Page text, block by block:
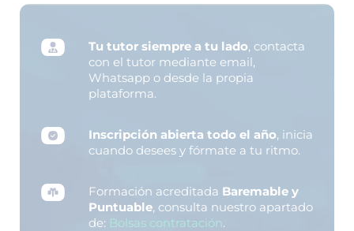
Tu tutor siempre a tu lado, contacta
con el tutor mediante email,
Whatsapp o desde la propia
plataforma.
Inscripción abierta todo el año, inicia
cuando desees y fórmate a tu ritmo.
Formación acreditada Baremable y
Puntuable, consulta nuestro apartado
de: Bolsas contratación.